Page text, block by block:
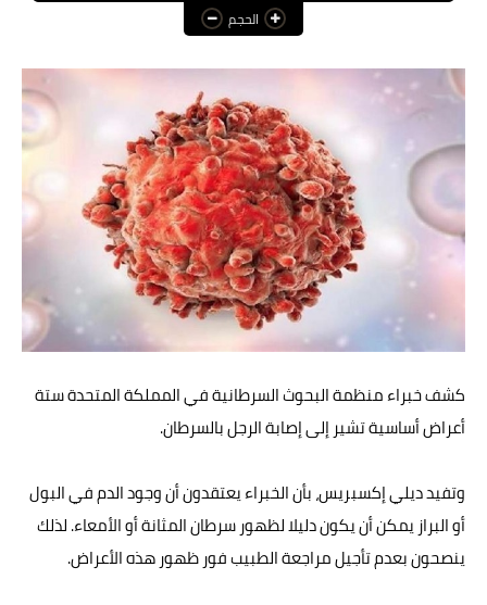
عالم المرأة
فن وثقافة
أخبار مصر
أخبار عربية
أخبار النجوم
أخبار العالم
الحجم
كشف خبراء منظمة البحوث السرطانية في المملكة المتحدة ستة
أعراض أساسية تشير إلى إصابة الرجل بالسرطان.
وتفيد ديلي إكسبريس، بأن الخبراء يعتقدون أن وجود الدم في البول
أو البراز يمكن أن يكون دليلا لظهور سرطان المثانة أو الأمعاء. لذلك
ينصحون بعدم تأجيل مراجعة الطبيب فور ظهور هذه الأعراض.